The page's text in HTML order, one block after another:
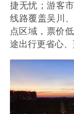
捷无忧；游客
线路覆盖吴川
点区域，票价
途出行更省心、